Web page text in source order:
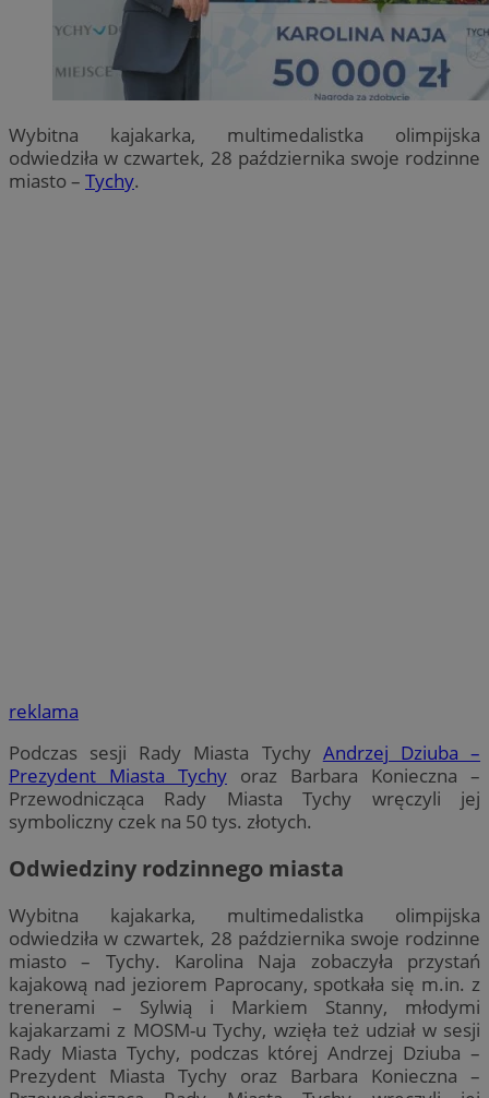
Wybitna kajakarka, multimedalistka olimpijska
odwiedziła w czwartek, 28 października swoje rodzinne
miasto – Tychy.
reklama
Podczas sesji Rady Miasta Tychy Andrzej Dziuba –
Prezydent Miasta Tychy oraz Barbara Konieczna –
Przewodnicząca Rady Miasta Tychy wręczyli jej
symboliczny czek na 50 tys. złotych.
Odwiedziny rodzinnego miasta
Wybitna kajakarka, multimedalistka olimpijska
odwiedziła w czwartek, 28 października swoje rodzinne
miasto – Tychy. Karolina Naja zobaczyła przystań
kajakową nad jeziorem Paprocany, spotkała się m.in. z
trenerami – Sylwią i Markiem Stanny, młodymi
kajakarzami z MOSM-u Tychy, wzięła też udział w sesji
Rady Miasta Tychy, podczas której Andrzej Dziuba –
Prezydent Miasta Tychy oraz Barbara Konieczna –